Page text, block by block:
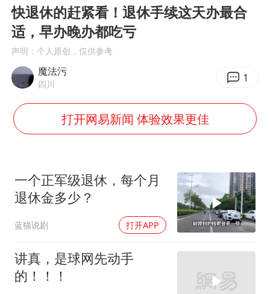
白海豚将正面袭击贯穿浙江
《欢迎来龙餐馆》口碑
商场现钱学森巨幅海报 负责人回应
杭州全市有序停课
WTT瑞典大满贯女单签表出炉
36岁男演员成景区NPC后人气爆棚
上四休三，但降薪1000元，你接受吗？
乐享全民健身 共筑健康中国
快退休的赶紧看！退休手续这天办最合
适，早办晚办都吃亏
声明：个人原创，仅供参考
魔法污
四川 1
打开网易新闻 体验效果更佳
一个正军级退休，每个月
退休金多少？
蓝猫说剧 打开APP
讲真，是球网先动手
的！！！